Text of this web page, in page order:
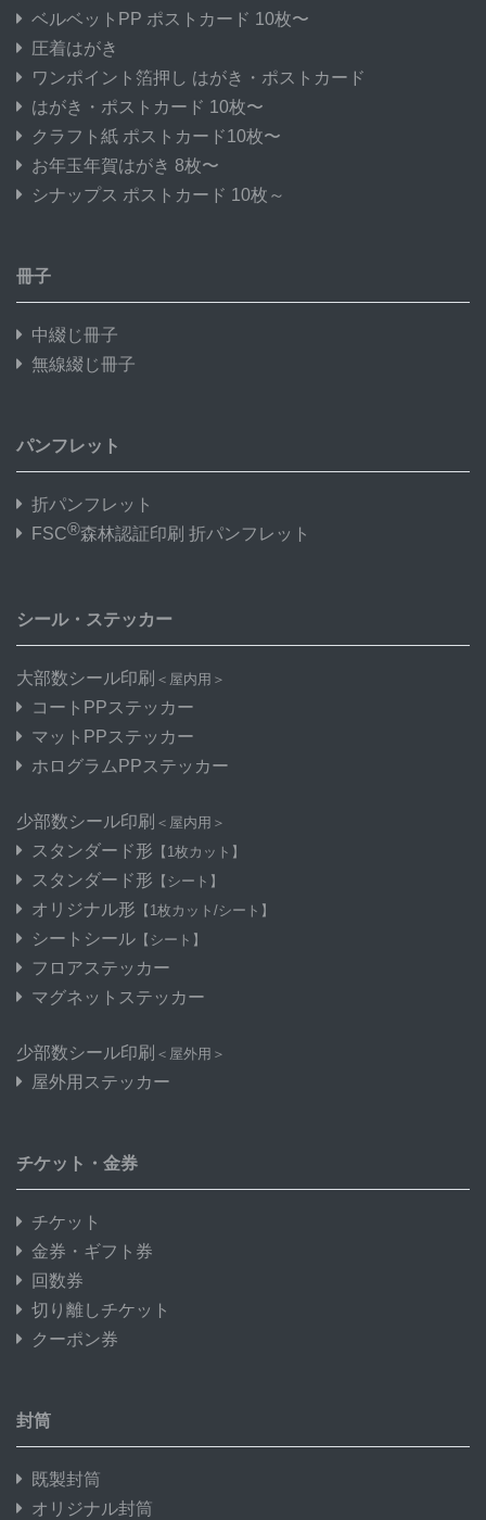
ベルベットPP ポストカード 10枚〜
圧着はがき
ワンポイント箔押し はがき・ポストカード
はがき・ポストカード 10枚〜
クラフト紙 ポストカード10枚〜
お年玉年賀はがき 8枚〜
シナップス ポストカード 10枚～
冊子
中綴じ冊子
無線綴じ冊子
パンフレット
折パンフレット
FSC®森林認証印刷 折パンフレット
シール・ステッカー
大部数シール印刷 ＜屋内用＞
コートPPステッカー
マットPPステッカー
ホログラムPPステッカー
少部数シール印刷 ＜屋内用＞
スタンダード形 【1枚カット】
スタンダード形 【シート】
オリジナル形 【1枚カット/シート】
シートシール 【シート】
フロアステッカー
マグネットステッカー
少部数シール印刷 ＜屋外用＞
屋外用ステッカー
チケット・金券
チケット
金券・ギフト券
回数券
切り離しチケット
クーポン券
封筒
既製封筒
オリジナル封筒